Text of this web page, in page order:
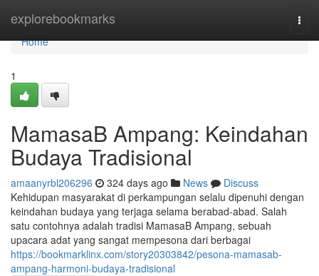
explorebookmarks
Home
Home
1
MamasaB Ampang: Keindahan
Budaya Tradisional
amaanyrbl206296 324 days ago News
Discuss
Kehidupan masyarakat di perkampungan selalu dipenuhi dengan
keindahan budaya yang terjaga selama berabad-abad. Salah
satu contohnya adalah tradisi MamasaB Ampang, sebuah
upacara adat yang sangat mempesona dari berbagai
https://bookmarklinx.com/story20303842/pesona-mamasab-
ampang-harmoni-budaya-tradisional